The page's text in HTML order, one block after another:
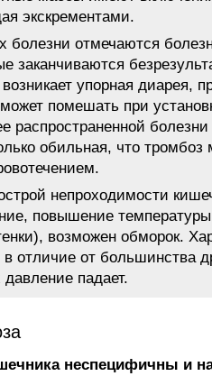
экскрементами.
болезни отмечаются
заканчиваются
упорная диарея,
помешать при
распространенной
обильная, что тромбоз
непроходимости
повышение
возможен обморок.
в отличие от большинства
падает.
неспецифичны и